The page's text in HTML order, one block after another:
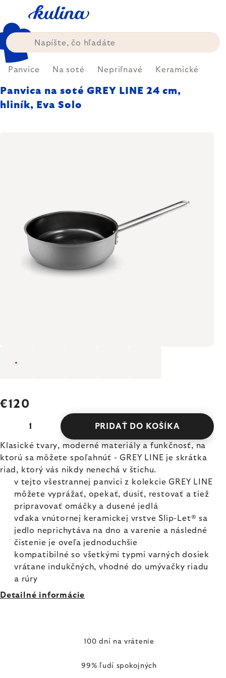
obsah
Panvice Na soté Nepriľnavé Keramické
Panvica na soté GREY LINE 24 cm,
hliník, Eva Solo
€120
PRIDAŤ DO KOŠÍKA
Klasické tvary, moderné materiály a funkčnosť, na
ktorú sa môžete spoľahnúť - GREY LINE je skrátka
riad, ktorý vás nikdy nenechá v štichu.
v tejto všestrannej panvici z kolekcie GREY LINE
môžete vyprážať, opekať, dusiť, restovať a tiež
pripravovať omáčky a dusené jedlá
vďaka vnútornej keramickej vrstve Slip-Let® sa
jedlo neprichytáva na dno a varenie a následné
čistenie je oveľa jednoduchšie
kompatibilné so všetkými typmi varných dosiek
vrátane indukčných, vhodné do umývačky riadu
a rúry
Detailné informácie
100 dní na vrátenie
99% ľudí spokojných